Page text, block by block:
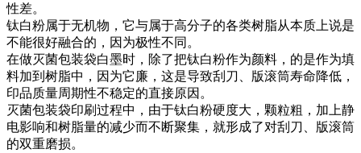
性差。
钛白粉属于无机物，它与属于高分子的各类树脂从本质上说是
不能很好融合的，因为极性不同。
在做灭菌包装袋白墨时，除了把钛白粉作为颜料，的是作为填
料加到树脂中，因为它廉，这是导致刮刀、版滚筒寿命降低，
印品质量周期性不稳定的直接原因。
灭菌包装袋印刷过程中，由于钛白粉硬度大，颗粒粗，加上静
电影响和树脂量的减少而不断聚集，就形成了对刮刀、版滚筒
的双重磨损。